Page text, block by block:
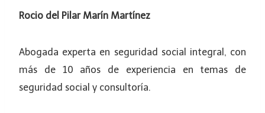
Rocio del Pilar Marín Martínez
Abogada experta en seguridad social integral, con
más de 10 años de experiencia en temas de
seguridad social y consultoría.